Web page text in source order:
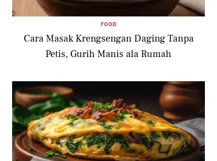
FOOD
Cara Masak Krengsengan Daging Tanpa
Petis, Gurih Manis ala Rumah